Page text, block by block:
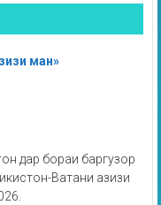
ман»
дар бораи баргузор
Ватани азизи